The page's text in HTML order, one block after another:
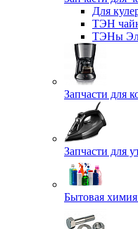
Для
ТЭН
ТЭНы
Запчасти для
Запчасти для
Бытовая